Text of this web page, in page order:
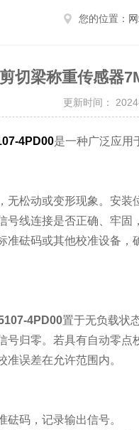
您的位置：
切梁称重传感器
更新时间：
4PD00是一种广泛应用
松动或变形现象。安装
线连接是否正确、牢固
砝码或其他校准设备，
4PD00置于无负载状
归零。若具有自动零点
误差在允许范围内。
码，记录输出信号。